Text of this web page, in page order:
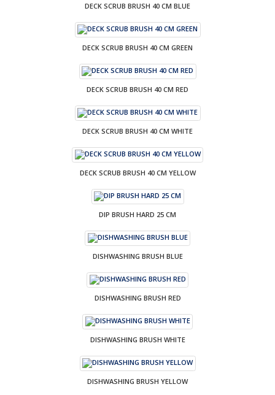
DECK SCRUB BRUSH 40 CM BLUE
DECK SCRUB BRUSH 40 CM GREEN
DECK SCRUB BRUSH 40 CM RED
DECK SCRUB BRUSH 40 CM WHITE
DECK SCRUB BRUSH 40 CM YELLOW
DIP BRUSH HARD 25 CM
DISHWASHING BRUSH BLUE
DISHWASHING BRUSH RED
DISHWASHING BRUSH WHITE
DISHWASHING BRUSH YELLOW